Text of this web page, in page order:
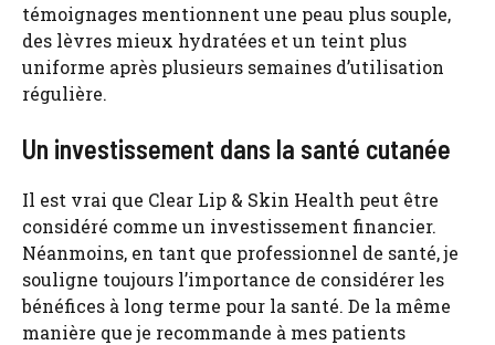
témoignages mentionnent une peau plus souple,
des lèvres mieux hydratées et un teint plus
uniforme après plusieurs semaines d’utilisation
régulière.
Un investissement dans la santé cutanée
Il est vrai que Clear Lip & Skin Health peut être
considéré comme un investissement financier.
Néanmoins, en tant que professionnel de santé, je
souligne toujours l’importance de considérer les
bénéfices à long terme pour la santé. De la même
manière que je recommande à mes patients